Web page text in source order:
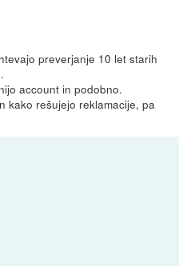
preverjanje 10 let starih
account in podobno.
kako rešujejo reklamacije, pa